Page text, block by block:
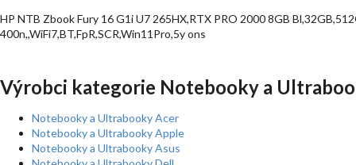
HP NTB Zbook Fury 16 G1i U7 265HX,RTX PRO 2000 8GB
400n,,WiFi7,BT,FpR,SCR,Win11Pro,5y ons
Výrobci kategorie Notebooky a
Notebooky a Ultrabooky Acer
Notebooky a Ultrabooky Apple
Notebooky a Ultrabooky Asus